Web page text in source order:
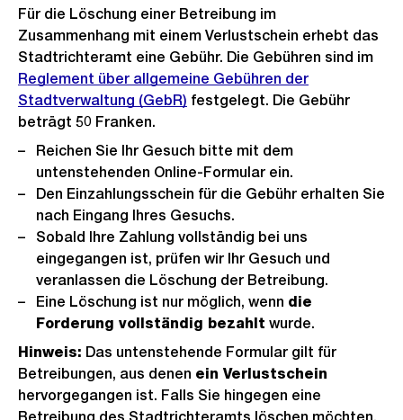
Für die Löschung einer Betreibung im
Zusammenhang mit einem Verlustschein erhebt das
Stadtrichteramt eine Gebühr. Die Gebühren sind im
Reglement über allgemeine Gebühren der
Stadtverwaltung (GebR) festgelegt. Die Gebühr
beträgt 50 Franken.
Reichen Sie Ihr Gesuch bitte mit dem
untenstehenden Online-Formular ein.
Den Einzahlungsschein für die Gebühr erhalten Sie
nach Eingang Ihres Gesuchs.
Sobald Ihre Zahlung vollständig bei uns
eingegangen ist, prüfen wir Ihr Gesuch und
veranlassen die Löschung der Betreibung.
Eine Löschung ist nur möglich, wenn die
Forderung vollständig bezahlt wurde.
Hinweis: Das untenstehende Formular gilt für
Betreibungen, aus denen ein Verlustschein
hervorgegangen ist. Falls Sie hingegen eine